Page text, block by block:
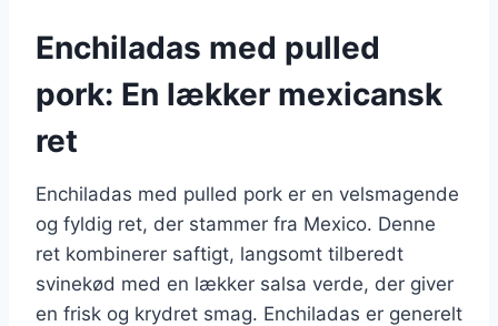
Enchiladas med pulled
pork: En lækker mexicansk
ret
Enchiladas med pulled pork er en velsmagende
og fyldig ret, der stammer fra Mexico. Denne
ret kombinerer saftigt, langsomt tilberedt
svinekød med en lækker salsa verde, der giver
en frisk og krydret smag. Enchiladas er generelt